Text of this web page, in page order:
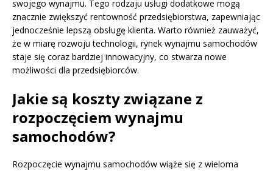
swojego wynajmu. Tego rodzaju usługi dodatkowe mogą
znacznie zwiększyć rentowność przedsiębiorstwa, zapewniając
jednocześnie lepszą obsługę klienta. Warto również zauważyć,
że w miarę rozwoju technologii, rynek wynajmu samochodów
staje się coraz bardziej innowacyjny, co stwarza nowe
możliwości dla przedsiębiorców.
Jakie są koszty związane z
rozpoczęciem wynajmu
samochodów?
Rozpoczęcie wynajmu samochodów wiąże się z wieloma